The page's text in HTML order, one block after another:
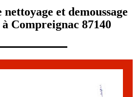
et demoussage
Compreignac 87140